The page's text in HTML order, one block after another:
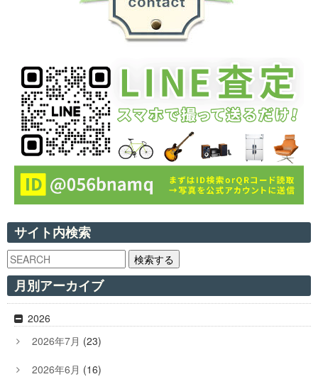
サイト内検索
検索する
月別アーカイブ
2026
2026年7月 (23)
2026年6月 (16)